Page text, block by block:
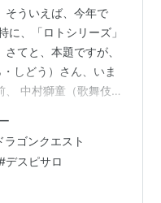
そういえば、今年で
に、「ロトシリーズ」
てと、本題ですが、
しどう）さん、いま
中村獅童（歌舞伎俳
ラゴンクエスト
デスピサロ